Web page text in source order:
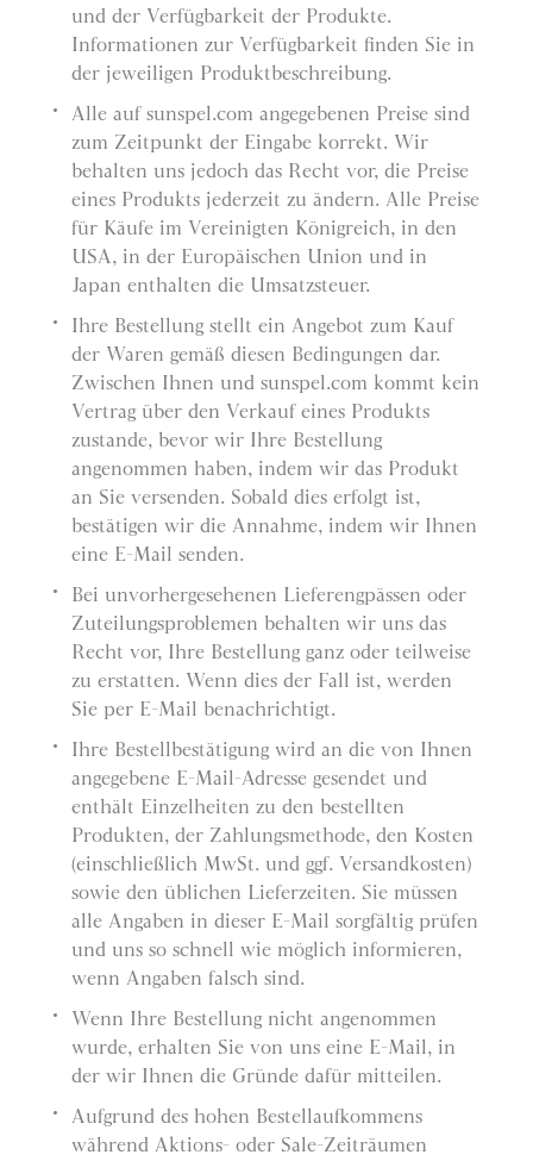
und der Verfügbarkeit der Produkte.
Informationen zur Verfügbarkeit finden Sie in
der jeweiligen Produktbeschreibung.
Alle auf sunspel.com angegebenen Preise sind
zum Zeitpunkt der Eingabe korrekt. Wir
behalten uns jedoch das Recht vor, die Preise
eines Produkts jederzeit zu ändern. Alle Preise
für Käufe im Vereinigten Königreich, in den
USA, in der Europäischen Union und in
Japan enthalten die Umsatzsteuer.
Ihre Bestellung stellt ein Angebot zum Kauf
der Waren gemäß diesen Bedingungen dar.
Zwischen Ihnen und sunspel.com kommt kein
Vertrag über den Verkauf eines Produkts
zustande, bevor wir Ihre Bestellung
angenommen haben, indem wir das Produkt
an Sie versenden. Sobald dies erfolgt ist,
bestätigen wir die Annahme, indem wir Ihnen
eine E-Mail senden.
Bei unvorhergesehenen Lieferengpässen oder
Zuteilungsproblemen behalten wir uns das
Recht vor, Ihre Bestellung ganz oder teilweise
zu erstatten. Wenn dies der Fall ist, werden
Sie per E-Mail benachrichtigt.
Ihre Bestellbestätigung wird an die von Ihnen
angegebene E-Mail-Adresse gesendet und
enthält Einzelheiten zu den bestellten
Produkten, der Zahlungsmethode, den Kosten
(einschließlich MwSt. und ggf. Versandkosten)
sowie den üblichen Lieferzeiten. Sie müssen
alle Angaben in dieser E-Mail sorgfältig prüfen
und uns so schnell wie möglich informieren,
wenn Angaben falsch sind.
Wenn Ihre Bestellung nicht angenommen
wurde, erhalten Sie von uns eine E-Mail, in
der wir Ihnen die Gründe dafür mitteilen.
Aufgrund des hohen Bestellaufkommens
während Aktions- oder Sale-Zeiträumen